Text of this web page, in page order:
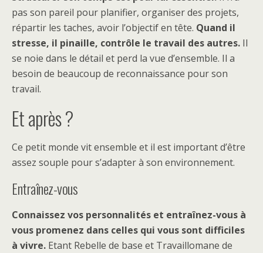
pas son pareil pour planifier, organiser des projets,
répartir les taches, avoir l’objectif en tête. Quand il
stresse, il pinaille, contrôle le travail des autres. Il
se noie dans le détail et perd la vue d’ensemble. Il a
besoin de beaucoup de reconnaissance pour son
travail.
Et après ?
Ce petit monde vit ensemble et il est important d’être
assez souple pour s’adapter à son environnement.
Entraînez-vous
Connaissez vos personnalités et entraînez-vous à
vous promenez dans celles qui vous sont difficiles
à vivre. Etant Rebelle de base et Travaillomane de